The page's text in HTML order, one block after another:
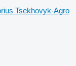
Tsekhovyk-Agro